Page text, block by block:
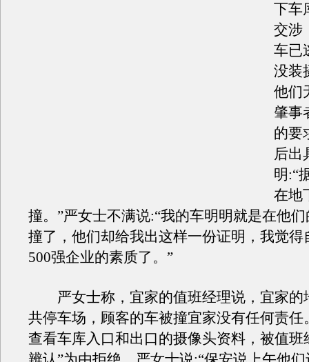
下车
交涉
车已
没装
他们
肇事
的要
后出
明:“
在地
撞。”严女士不满说:“我的车明明就是在他
撞了，他们却给我出这样一份证明，我觉得
500强企业的素质了。”
严女士称，宜家的值班经理说，宜家的
共停车场，顾客的车被撞宜家没有任何责任
查看车库入口和出口的摄像头资料，被值班